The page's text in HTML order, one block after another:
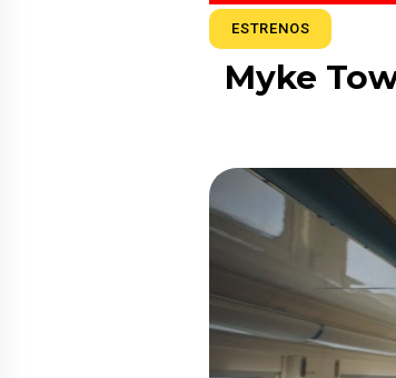
ESTRENOS
Myke